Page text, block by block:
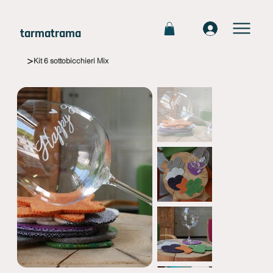
tarmatrama
>Kit 6 sottobicchieri Mix